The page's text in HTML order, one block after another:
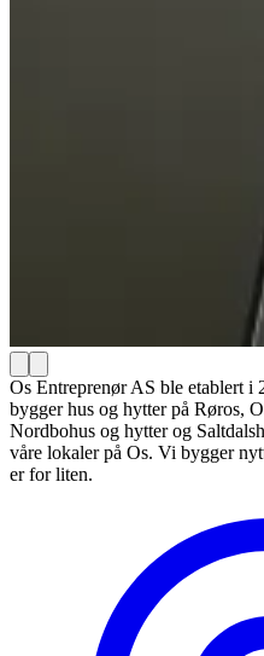
Os Entreprenør AS ble etablert
bygger hus og hytter på Røros,
Nordbohus og hytter og
våre lokaler på Os. Vi bygger
er for liten.